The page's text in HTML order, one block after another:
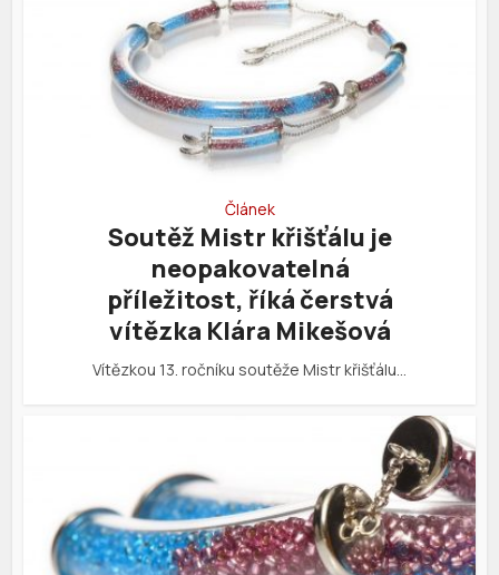
Článek
Soutěž Mistr křišťálu je
neopakovatelná
příležitost, říká čerstvá
vítězka Klára Mikešová
Vítězkou 13. ročníku soutěže Mistr křišťálu…